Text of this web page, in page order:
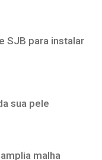
SJB para instalar
sua pele
malha